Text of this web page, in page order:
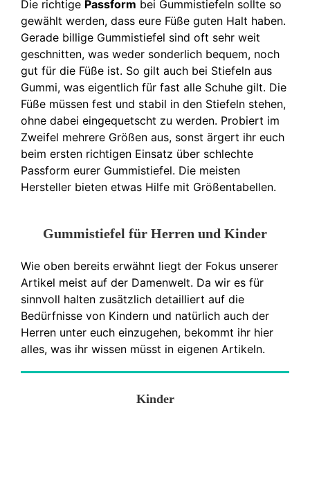
Die richtige Passform bei Gummistiefeln sollte so
gewählt werden, dass eure Füße guten Halt haben.
Gerade billige Gummistiefel sind oft sehr weit
geschnitten, was weder sonderlich bequem, noch
gut für die Füße ist. So gilt auch bei Stiefeln aus
Gummi, was eigentlich für fast alle Schuhe gilt. Die
Füße müssen fest und stabil in den Stiefeln stehen,
ohne dabei eingequetscht zu werden. Probiert im
Zweifel mehrere Größen aus, sonst ärgert ihr euch
beim ersten richtigen Einsatz über schlechte
Passform eurer Gummistiefel. Die meisten
Hersteller bieten etwas Hilfe mit Größentabellen.
Gummistiefel für Herren und Kinder
Wie oben bereits erwähnt liegt der Fokus unserer
Artikel meist auf der Damenwelt. Da wir es für
sinnvoll halten zusätzlich detailliert auf die
Bedürfnisse von Kindern und natürlich auch der
Herren unter euch einzugehen, bekommt ihr hier
alles, was ihr wissen müsst in eigenen Artikeln.
Kinder